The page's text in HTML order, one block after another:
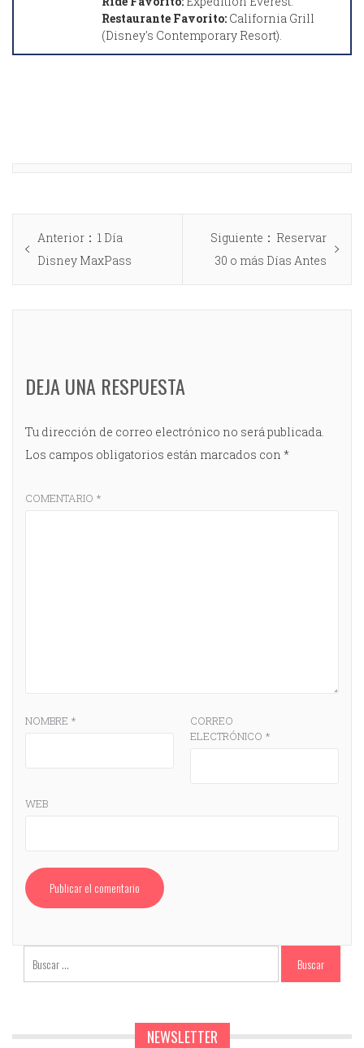
Restaurante Favorito: California Grill
(Disney's Contemporary Resort).
Anterior
1 Día
Disney MaxPass
Siguiente
Reservar
30 o más Días Antes
DEJA UNA RESPUESTA
Tu dirección de correo electrónico no será publicada.
Los campos obligatorios están marcados con *
COMENTARIO *
NOMBRE *
CORREO
ELECTRÓNICO *
WEB
NEWSLETTER